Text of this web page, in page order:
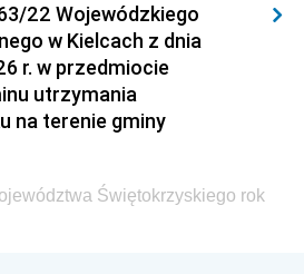
22 Wojewódzkiego
w Kielcach z dnia
r. w przedmiocie
utrzymania
na terenie gminy
Świętokrzyskiego rok